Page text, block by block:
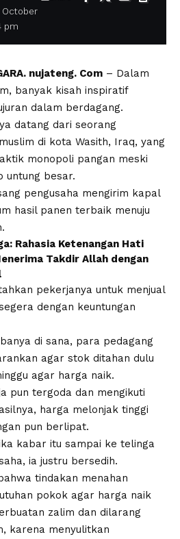
October
pm
nujateng. Com – Dalam
banyak kisah inspiratif
dalam berdagang.
datang dari seorang
di kota Wasith, Iraq, yang
monopoli pangan meski
untung besar.
pengusaha mengirim kapal
hasil panen terbaik menuju
Rahasia Ketenangan Hati
Takdir Allah dengan
pekerjanya untuk menjual
dengan keuntungan
di sana, para pedagang
agar stok ditahan dulu
agar harga naik.
pun tergoda dan mengikuti
harga melonjak tinggi
pun berlipat.
kabar itu sampai ke telinga
ia justru bersedih.
tindakan menahan
pokok agar harga naik
zalim dan dilarang
karena menyulitkan